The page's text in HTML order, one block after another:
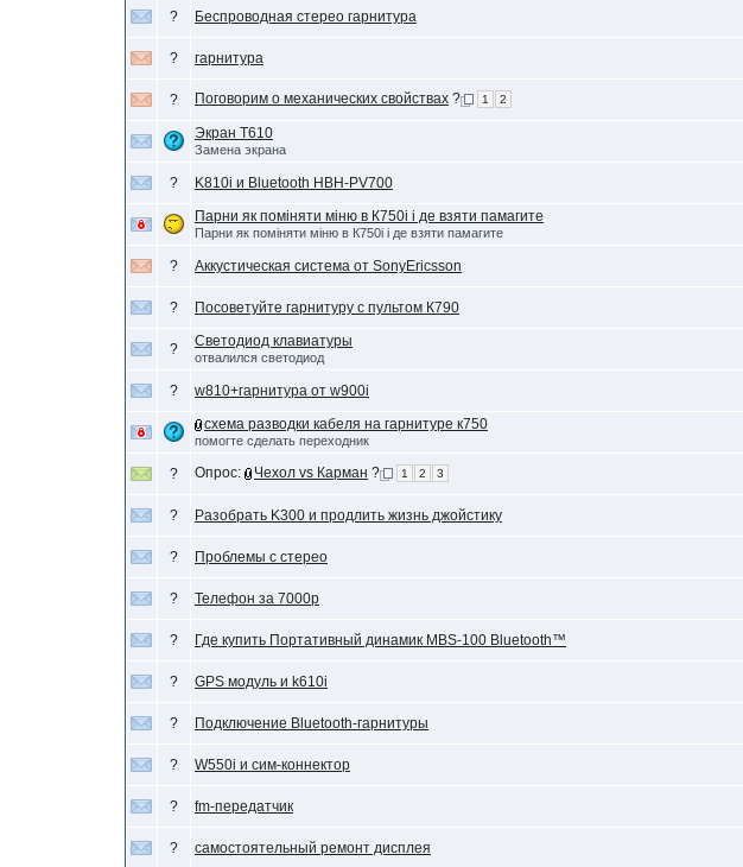
? Беспроводная стерео гарнитура
? гарнитура
? Поговорим о механических свойствах ? 1 2
Экран T610
Замена экрана
? K810i и Bluetooth HBH-PV700
Парни як поміняти міню в К750і і де взяти памагите
Парни як поміняти міню в К750і і де взяти памагите
? Аккустическая система от SonyEricsson
? Посоветуйте гарнитуру с пультом К790
? Светодиод клавиатуры
отвалился светодиод
? w810+гарнитура от w900i
схема разводки кабеля на гарнитуре к750
помогте сделать переходник
? Опрос: Чехол vs Карман ? 1 2 3
? Разобрать K300 и продлить жизнь джойстику
? Проблемы с стерео
? Телефон за 7000р
? Где купить Портативный динамик MBS-100 Bluetooth™
? GPS модуль и k610i
? Подключение Bluetooth-гарнитуры
? W550i и сим-коннектор
? fm-передатчик
? самостоятельный ремонт дисплея